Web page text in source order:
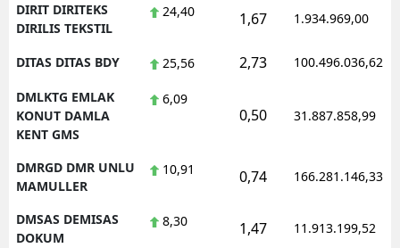
DIRIT DIRITEKS
DIRILIS TEKSTIL
24,40 1,67 1.934.969,00
DITAS DITAS BDY 25,56 2,73 100.496.036,62
DMLKTG EMLAK
KONUT DAMLA
KENT GMS
6,09
0,50 31.887.858,99
DMRGD DMR UNLU
MAMULLER
10,91 0,74 166.281.146,33
DMSAS DEMISAS
DOKUM
8,30 1,47 11.913.199,52